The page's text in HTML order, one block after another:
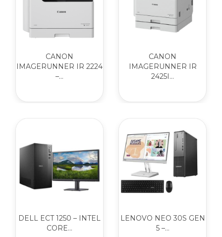
CANON
IMAGERUNNER IR 2224
–...
CANON
IMAGERUNNER IR
2425I...
DELL ECT 1250 – INTEL
CORE...
LENOVO NEO 30S GEN
5 –...